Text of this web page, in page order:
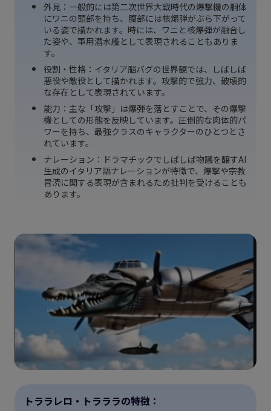
外見：一般的には第二次世界大戦時代の爆撃機の胴体
にワニの頭部を持ち、腹部には核爆弾がぶら下がって
いる姿で描かれます。時には、ワニと核爆弾が融合し
た姿や、軍用潜水艦として表現されることもありま
す。
役割・性格：イタリア脳バグの世界観では、しばしば
悪役や敵役として描かれます。攻撃的で強力、破壊的
な存在として表現されています。
能力：主な「攻撃」は爆弾を落とすことで、その爆撃
機としての形態を反映しています。圧倒的な肉体的パ
ワーを持ち、最強クラスのキャラクターのひとつとさ
れています。
ナレーション：ドラマチックでしばしば物議を醸すAI
生成のイタリア語ナレーションが特徴で、爆撃や宗教
冒涜に関する表現が含まれるため批判を受けることも
あります。
トララレロ・トラララの特徴：